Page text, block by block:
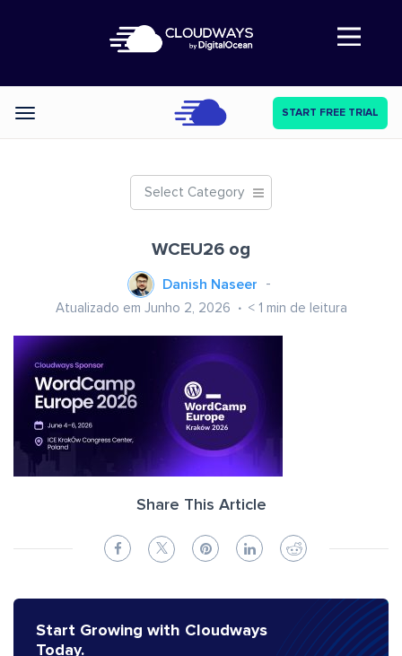
Abre a navegação
Categories START FREE TRIAL
Select Category
WCEU26 og
Danish Naseer
Atualizado em Junho 2, 2026 < 1 min de leitura
Share This Article
Start Growing with Cloudways
Today.